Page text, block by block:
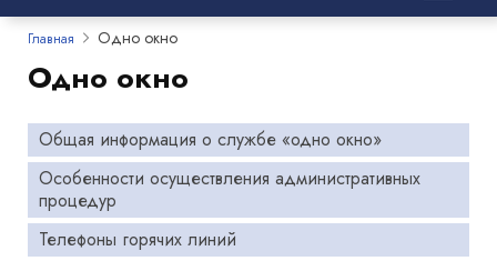
Главная Одно окно
Одно окно
Общая информация о службе «одно окно»
Особенности осуществления административных
процедур
Телефоны горячих линий